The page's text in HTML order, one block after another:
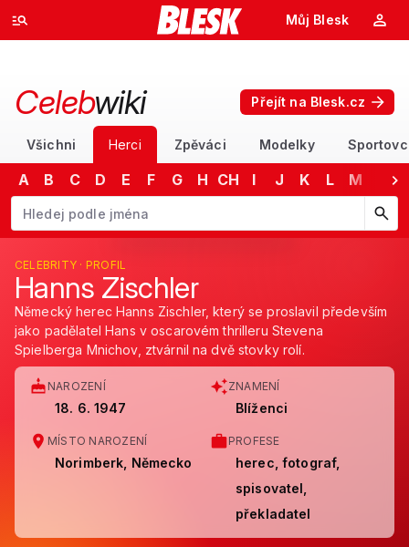
Můj Blesk
Celebwiki Přejít na Blesk.cz
Všichni Herci Zpěváci Modelky
A B C D E F G H CH I J K L M
Začněte psát jméno. Šipkami dolů a nahoru procházejte návrhy,
CELEBRITY · PROFIL
Hanns Zischler
Německý herec Hanns Zischler, který se proslavil především
jako padělatel Hans v oscarovém thrilleru Stevena
Spielberga Mnichov, ztvárnil na dvě stovky rolí.
NAROZENÍ
18. 6. 1947
ZNAMENÍ
Blíženci
MÍSTO NAROZENÍ
Norimberk, Německo
PROFESE
herec, fotograf,
spisovatel,
překladatel